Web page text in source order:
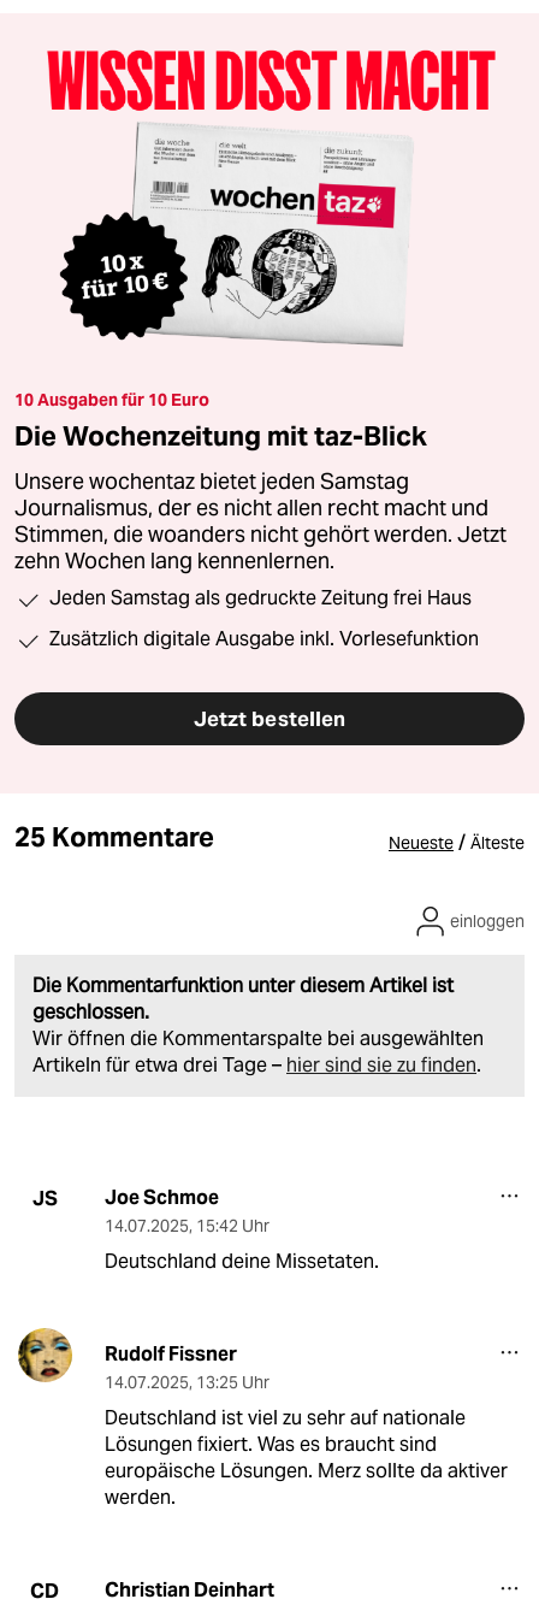
10 Ausgaben für 10 Euro
Die Wochenzeitung mit taz-Blick
Unsere wochentaz bietet jeden Samstag
Journalismus, der es nicht allen recht macht und
Stimmen, die woanders nicht gehört werden. Jetzt
zehn Wochen lang kennenlernen.
Jeden Samstag als gedruckte Zeitung frei Haus
Zusätzlich digitale Ausgabe inkl. Vorlesefunktion
Jetzt bestellen
25 Kommentare Neueste / Älteste
Die Kommentarfunktion unter diesem Artikel ist
geschlossen.
Wir öffnen die Kommentarspalte bei ausgewählten
Artikeln für etwa drei Tage – hier sind sie zu finden.
einloggen
JS Joe Schmoe
14.07.2025, 15:42 Uhr
Deutschland deine Missetaten.
Rudolf Fissner
14.07.2025, 13:25 Uhr
Deutschland ist viel zu sehr auf nationale
Lösungen fixiert. Was es braucht sind
europäische Lösungen. Merz sollte da aktiver
werden.
CD Christian Deinhart